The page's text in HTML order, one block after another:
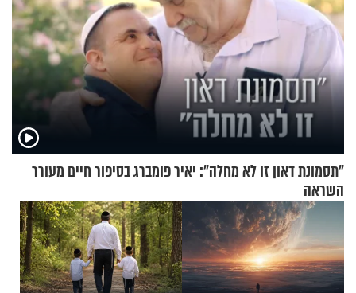
"תסמונת דאון זו לא מחלה": יאיר פומברג בסיפור חיים מעורר
השראה